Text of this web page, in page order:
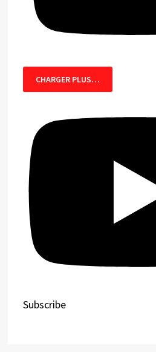
CHARGER PLUS…
Subscribe